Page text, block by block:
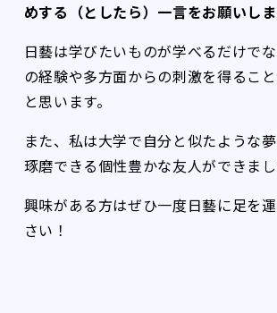
めする（としたら）一言をお願いしま
日藝は学びたいものが学べるだけで
の経験や多方面からの刺激を得るこ
と思います。
また、私は大学で自分と似たような
琢磨できる個性豊かな友人ができまし
興味がある方はぜひ一度日藝に足を
さい！